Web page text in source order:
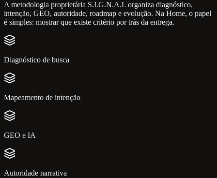
A metodologia proprietária S.I.G.N.A.L organiza diagnóstico,
intenção, GEO, autoridade, roadmap e evolução. Na Home, o papel
é simples: mostrar que existe critério por trás da entrega.
Diagnóstico de busca
Mapeamento de intenção
GEO e IA
Autoridade narrativa